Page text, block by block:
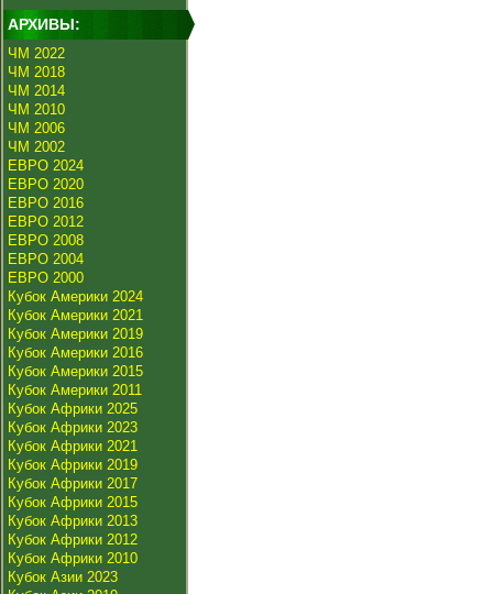
АРХИВЫ:
ЧМ 2022
ЧМ 2018
ЧМ 2014
ЧМ 2010
ЧМ 2006
ЧМ 2002
ЕВРО 2024
ЕВРО 2020
ЕВРО 2016
ЕВРО 2012
ЕВРО 2008
ЕВРО 2004
ЕВРО 2000
Кубок Америки 2024
Кубок Америки 2021
Кубок Америки 2019
Кубок Америки 2016
Кубок Америки 2015
Кубок Америки 2011
Кубок Африки 2025
Кубок Африки 2023
Кубок Африки 2021
Кубок Африки 2019
Кубок Африки 2017
Кубок Африки 2015
Кубок Африки 2013
Кубок Африки 2012
Кубок Африки 2010
Кубок Азии 2023